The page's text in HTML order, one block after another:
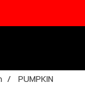
PUMPKIN